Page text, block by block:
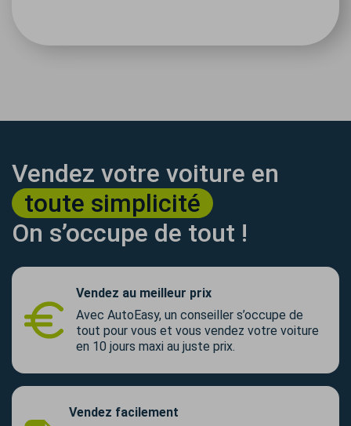
Vendez votre voiture en
toute simplicité
On s’occupe de tout !
Vendez au meilleur prix
Avec AutoEasy, un conseiller s’occupe de
tout pour vous et vous vendez votre voiture
en 10 jours maxi au juste prix.
Vendez facilement